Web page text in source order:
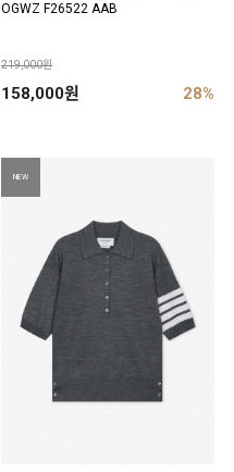
OGWZ F26522 AAB
219,000원
158,000원 28%
NEW